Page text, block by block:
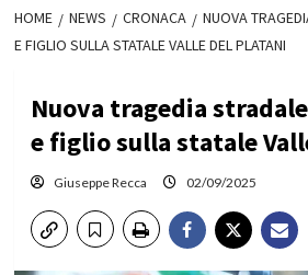
HOME NEWS CRONACA
NUOVA
E FIGLIO SULLA STATALE VALLE DEL PLATANI
Nuova tragedia
e figlio sulla statale
Giuseppe Recca 02/09/2025